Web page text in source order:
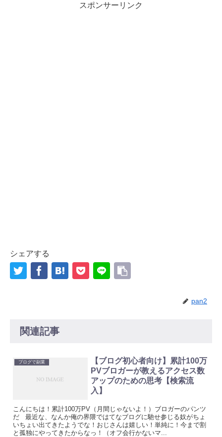
スポンサーリンク
シェアする
pan2
関連記事
ブログで副業
【ブログ初心者向け】累計100万
PVブロガーが教えるアクセス数
アップのための思考【検索流
入】
こんにちは！累計100万PV（月間じゃないよ！）ブロガーのパンツ
だ 最近な、なんか俺の界隈ではてなブログに馳せ参じる奴がちょ
いちょい出てきたようでな！おじさんは嬉しい！単純に！今まで割
と孤独にやってきたからなっ！（オフ会行かないマ...